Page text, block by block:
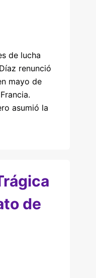
de lucha
renunció
mayo de
asumió la
de